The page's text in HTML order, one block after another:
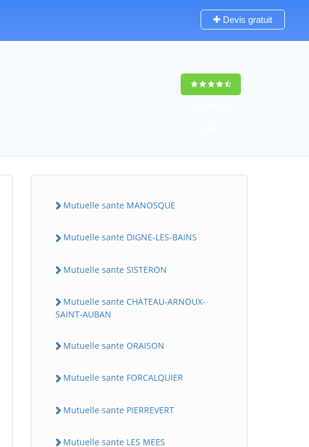
Devis gratuit
Mutuelle sante MANOSQUE
Mutuelle sante DIGNE-LES-BAINS
Mutuelle sante SISTERON
Mutuelle sante CHATEAU-ARNOUX-
SAINT-AUBAN
Mutuelle sante ORAISON
Mutuelle sante FORCALQUIER
Mutuelle sante PIERREVERT
Mutuelle sante LES MEES